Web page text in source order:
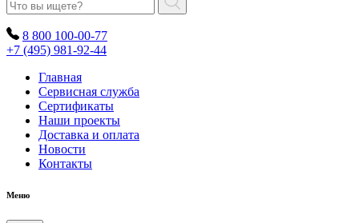
8 800 100-00-77
+7 (495) 981-92-44
Главная
Сервисная служба
Сертификаты
Наши проекты
Доставка и оплата
Новости
Контакты
Меню